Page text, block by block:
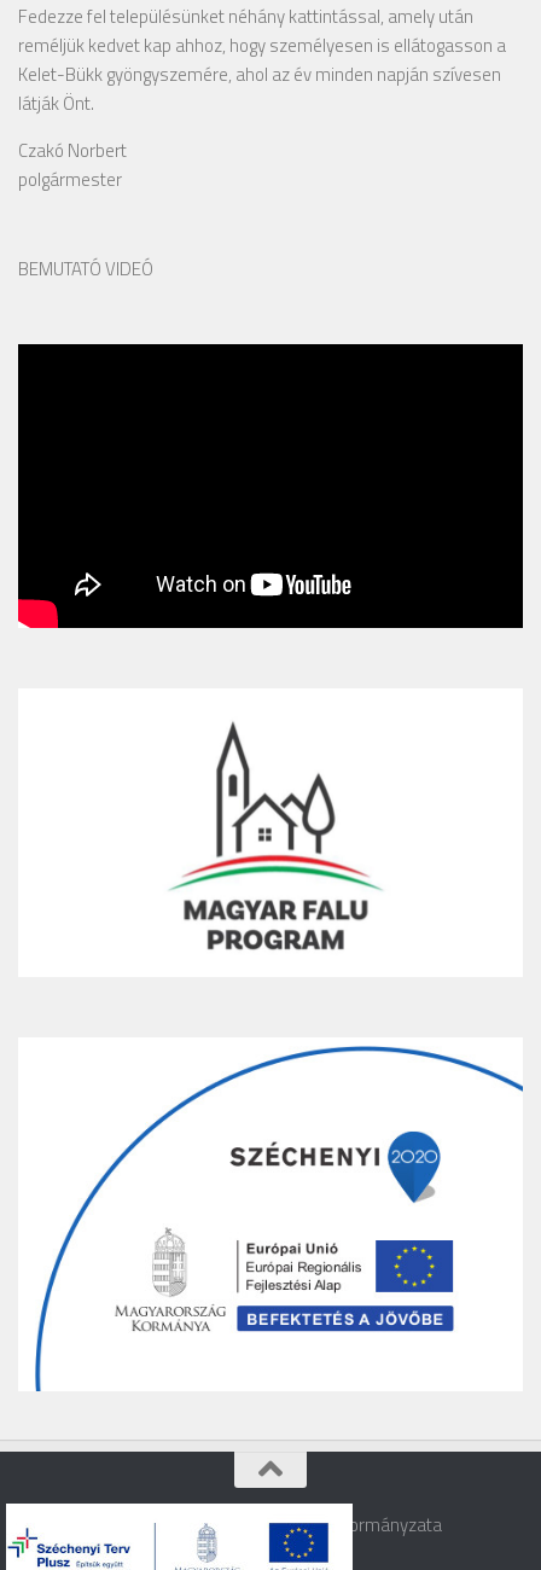
Fedezze fel településünket néhány kattintással, amely után
reméljük kedvet kap ahhoz, hogy személyesen is ellátogasson a
Kelet-Bükk gyöngyszemére, ahol az év minden napján szívesen
látják Önt.
Czakó Norbert
polgármester
BEMUTATÓ VIDEÓ
Varbó © 2026. Varbó Község Önkormányzata